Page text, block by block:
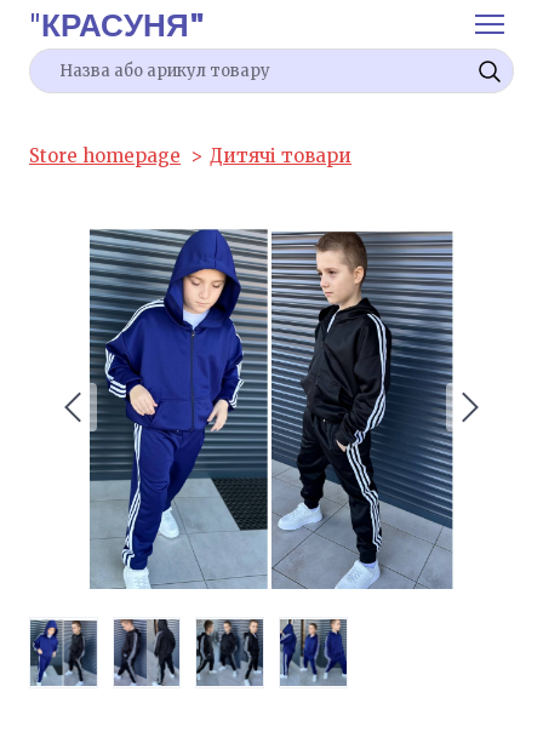
"КРАСУНЯ"
Store homepage Дитячі товари